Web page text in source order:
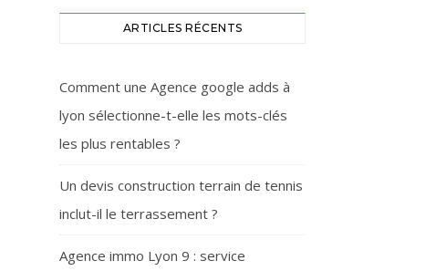
ARTICLES RÉCENTS
Comment une Agence google adds à
lyon sélectionne-t-elle les mots-clés
les plus rentables ?
Un devis construction terrain de tennis
inclut-il le terrassement ?
Agence immo Lyon 9 : service